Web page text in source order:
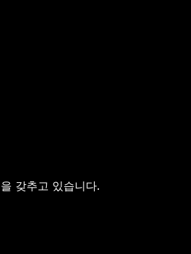
갖추고 있습니다.